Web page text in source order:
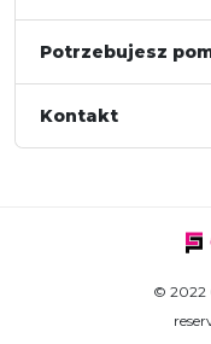
Potrzebujesz
Kontakt
© 2022